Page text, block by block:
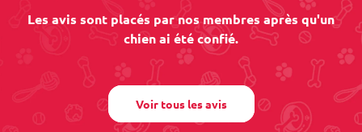
Les avis sont placés par nos membres après qu'un
chien ai été confié.
Voir tous les avis